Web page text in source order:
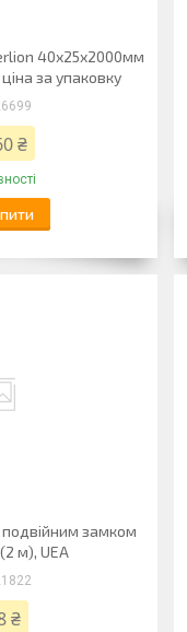
40х25х2000мм
за упаковку
₴
подвійним замком
м), UEA
₴